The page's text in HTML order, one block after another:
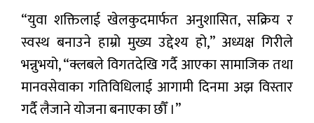
“युवा शक्तिलाई खेलकुदमार्फत अनुशासित, सक्रिय र
स्वस्थ बनाउने हाम्रो मुख्य उद्देश्य हो,” अध्यक्ष गिरीले
भन्नुभयो, “क्लबले विगतदेखि गर्दै आएका सामाजिक तथा
मानवसेवाका गतिविधिलाई आगामी दिनमा अझ विस्तार
गर्दै लैजाने योजना बनाएका छौँ ।”